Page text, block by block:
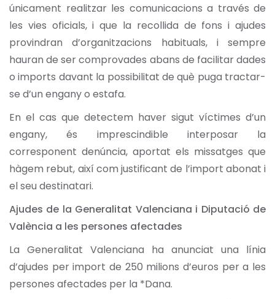
únicament realitzar les comunicacions a través de
les vies oficials, i que la recollida de fons i ajudes
provindran d’organitzacions habituals, i sempre
hauran de ser comprovades abans de facilitar dades
o imports davant la possibilitat de què puga tractar-
se d’un engany o estafa.
En el cas que detectem haver sigut víctimes d’un
engany, és imprescindible interposar la
corresponent denúncia, aportat els missatges que
hàgem rebut, així com justificant de l’import abonat i
el seu destinatari.
Ajudes de la Generalitat Valenciana i Diputació de
València a les persones afectades
La Generalitat Valenciana ha anunciat una línia
d’ajudes per import de 250 milions d’euros per a les
persones afectades per la *Dana.